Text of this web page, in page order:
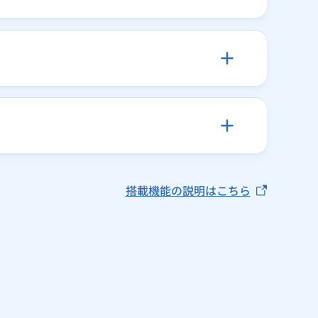
搭載機能の説明はこちら